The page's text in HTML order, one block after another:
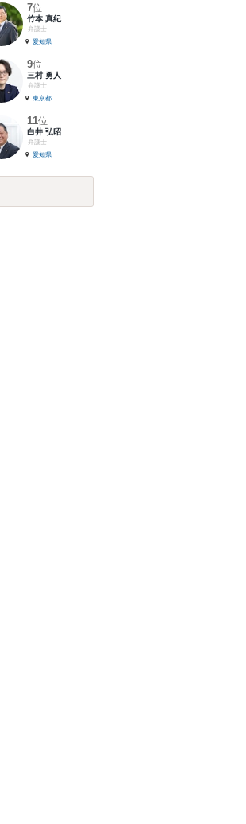
7位
竹本 真紀
弁護士
愛知県
9位
三村 勇人
弁護士
東京都
11位
白井 弘昭
弁護士
愛知県